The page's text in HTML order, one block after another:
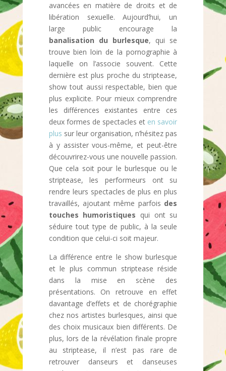
avancées en matière de droits et de
libération sexuelle. Aujourd’hui, un
large public encourage la
banalisation du burlesque, qui se
trouve bien loin de la pornographie à
laquelle on l’associe souvent. Cette
dernière est plus proche du striptease,
show tout aussi respectable, bien que
plus explicite. Pour mieux comprendre
les différences existantes entre ces
deux formes de spectacles et en savoir
plus sur leur organisation, n’hésitez pas
à y assister vous-même, et peut-être
découvrirez-vous une nouvelle passion.
Que cela soit pour le burlesque ou le
striptease, les performeurs ont su
rendre leurs spectacles de plus en plus
travaillés, ajoutant même parfois des
touches humoristiques qui ont su
séduire tout type de public, à la seule
condition que celui-ci soit majeur.
La différence entre le show burlesque
et le plus commun striptease réside
dans la mise en scène des
présentations. On retrouve en effet
davantage d’effets et de chorégraphie
chez nos artistes burlesques, ainsi que
des choix musicaux bien différents. De
plus, lors de la révélation finale propre
au striptease, il n’est pas rare de
retrouver danseurs et danseuses